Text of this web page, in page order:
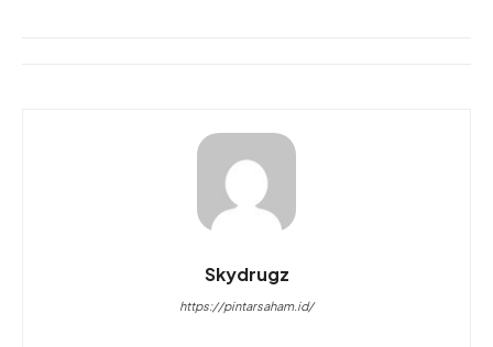
Skydrugz
https://pintarsaham.id/